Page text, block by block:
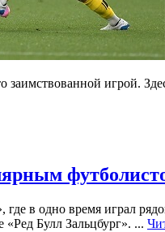
игрой.
в одно время играл
«Ред Булл Зальцбург». ...